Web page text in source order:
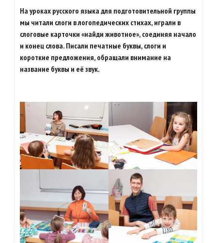
На уроках русского языка для подготовительной группы
мы читали слоги в логопедических стихах, играли в
слоговые карточки «найди животное», соединяя начало
и конец слова. Писали печатные буквы, слоги и
короткие предложения, обращали внимание на
название буквы и её звук.